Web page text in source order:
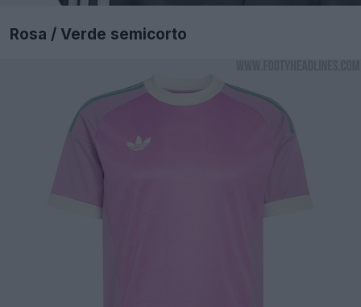
Rosa / Verde semicorto